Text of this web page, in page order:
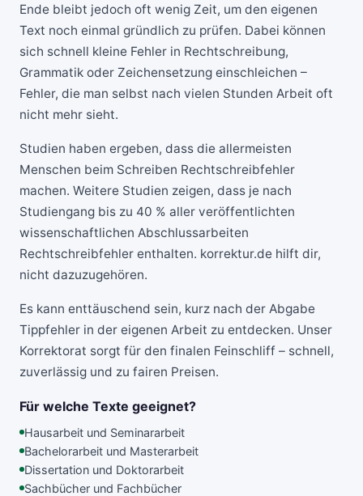
Ende bleibt jedoch oft wenig Zeit, um den eigenen
Text noch einmal gründlich zu prüfen. Dabei können
sich schnell kleine Fehler in Rechtschreibung,
Grammatik oder Zeichensetzung einschleichen –
Fehler, die man selbst nach vielen Stunden Arbeit oft
nicht mehr sieht.
Studien haben ergeben, dass die allermeisten
Menschen beim Schreiben Rechtschreibfehler
machen. Weitere Studien zeigen, dass je nach
Studiengang bis zu 40 % aller veröffentlichten
wissenschaftlichen Abschlussarbeiten
Rechtschreibfehler enthalten. korrektur.de hilft dir,
nicht dazuzugehören.
Es kann enttäuschend sein, kurz nach der Abgabe
Tippfehler in der eigenen Arbeit zu entdecken. Unser
Korrektorat sorgt für den finalen Feinschliff – schnell,
zuverlässig und zu fairen Preisen.
Für welche Texte geeignet?
Hausarbeit und Seminararbeit
Bachelorarbeit und Masterarbeit
Dissertation und Doktorarbeit
Sachbücher und Fachbücher